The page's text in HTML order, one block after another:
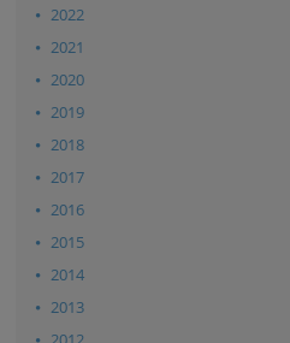
2022
2021
2020
2019
2018
2017
2016
2015
2014
2013